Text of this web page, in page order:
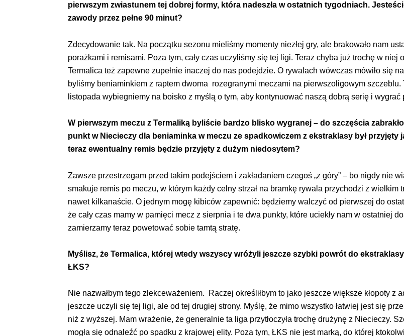
pierwszym zwiastunem tej dobrej formy, która nadeszła w ostatnich tygodniach.
zawody przez pełne 90 minut?
Zdecydowanie tak. Na początku sezonu mieliśmy momenty niezłej gry, ale brakowało nam
porażkami i remisami. Poza tym, cały czas uczyliśmy się tej ligi. Teraz chyba już trochę w
Termalica też zapewne zupełnie inaczej do nas podejdzie. O rywalach wówczas mówiło się
byliśmy beniaminkiem z raptem dwoma rozegranymi meczami na pierwszoligowym
listopada wybiegniemy na boisko z myślą o tym, aby kontynuować naszą dobrą serię i
W pierwszym meczu z Termaliką byliście bardzo blisko wygranej – do szczęścia
punkt w Niecieczy dla beniaminka w meczu ze spadkowiczem z ekstraklasy był
teraz ewentualny remis będzie przyjęty z dużym niedosytem?
Zawsze przestrzegam przed takim podejściem i zakładaniem czegoś „z góry” – bo nigdy nie
smakuje remis po meczu, w którym każdy celny strzał na bramkę rywala przychodzi z
nawet kilkanaście. O jednym mogę kibiców zapewnić: będziemy walczyć od pierwszej do
że cały czas mamy w pamięci mecz z sierpnia i te dwa punkty, które uciekły nam w ostatniej
zamierzamy teraz powetować sobie tamtą stratę.
Myślisz, że Termalica, której wtedy wszyscy wróżyli jeszcze szybki powrót do
ŁKS?
Nie nazwałbym tego zlekceważeniem. Raczej określiłbym to jako jeszcze większe kłopoty z
jeszcze uczyli się tej ligi, ale od tej drugiej strony. Myślę, że mimo wszystko łatwiej jest się
niż z wyższej. Mam wrażenie, że generalnie ta liga przytłoczyła trochę drużynę z Niecieczy.
mogła się odnaleźć po spadku z krajowej elity. Poza tym, ŁKS nie jest marką, do której